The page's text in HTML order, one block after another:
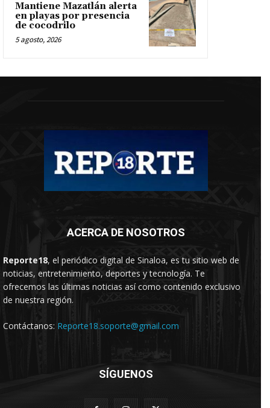
Mantiene Mazatlán alerta
en playas por presencia
de cocodrilo
5 agosto, 2026
ACERCA DE NOSOTROS
Reporte18, el periódico digital de Sinaloa, es tu sitio web de
noticias, entretenimiento, deportes y tecnología. Te
ofrecemos las últimas noticias así como contenido exclusivo
de nuestra región.
Contáctanos: Reporte18.soporte@gmail.com
SÍGUENOS